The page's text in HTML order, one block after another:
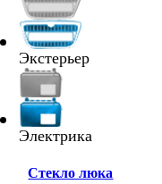
Экстерьер
Электрика
Cтекло люка